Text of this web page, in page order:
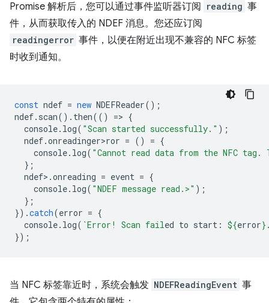
Promise 解析后，您可以通过事件监听器订阅 reading 事
件，从而获取传入的 NDEF 消息。您还应订阅
readingerror 事件，以便在附近出现不兼容的 NFC 标签
时收到通知。
const ndef = new NDEFReader();
ndef. scan(). then(() => {
console. log( "Scan started successfully." );
ndef.onreadinger>ror = () = {
console. log( "Cannot read data from the NFC tag.
};
ndef> .onreading = event = {
console. log( "NDEF message read.>" );
};
}).catch(error = {
console. log( `Error! Scan failed to start: ${error}
});
当 NFC 标签靠近时，系统会触发 NDEFReadingEvent 事